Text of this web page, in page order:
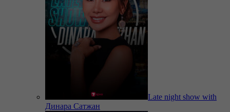
Late night show with
Динара Сатжан